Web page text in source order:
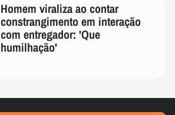
Homem viraliza ao contar
constrangimento em interação
com entregador: 'Que
humilhação'